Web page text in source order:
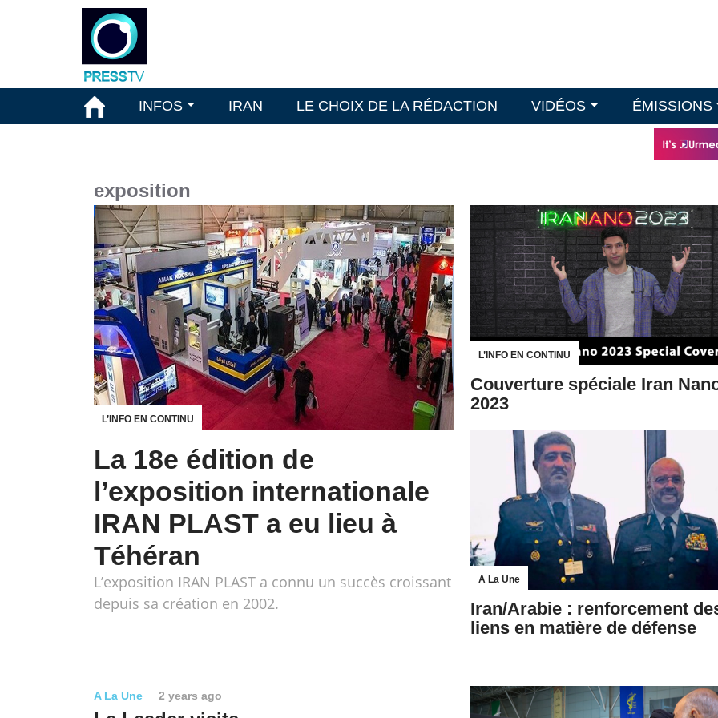
INFOS IRAN LE CHOIX DE LA RÉDACTION VIDÉOS ÉMISSIONS
exposition
L’INFO EN CONTINU
La 18e édition de
l’exposition internationale
IRAN PLAST a eu lieu à
Téhéran
L’exposition IRAN PLAST a connu un succès croissant
depuis sa création en 2002.
L’INFO EN CONTINU
Couverture spéciale Iran
2023
A La Une
Iran/Arabie : renforcement
liens en matière de défense
A La Une 2 years ago